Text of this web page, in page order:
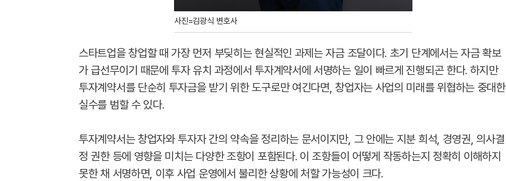
사진=김광식 변호사
스타트업을 창업할 때 가장 먼저 부딪히는 현실적인 과제는 자금 조달이다. 초기 단계에서는 자금 확보
가 급선무이기 때문에 투자 유치 과정에서 투자계약서에 서명하는 일이 빠르게 진행되곤 한다. 하지만
투자계약서를 단순히 투자금을 받기 위한 도구로만 여긴다면, 창업자는 사업의 미래를 위협하는 중대한
실수를 범할 수 있다.
투자계약서는 창업자와 투자자 간의 약속을 정리하는 문서이지만, 그 안에는 지분 희석, 경영권, 의사결
정 권한 등에 영향을 미치는 다양한 조항이 포함된다. 이 조항들이 어떻게 작동하는지 정확히 이해하지
못한 채 서명하면, 이후 사업 운영에서 불리한 상황에 처할 가능성이 크다.